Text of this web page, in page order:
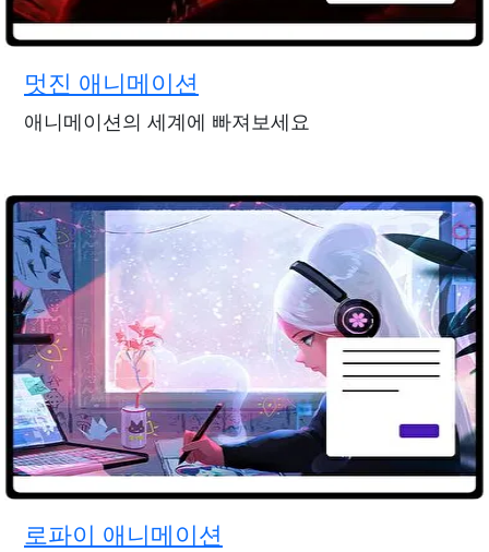
멋진 애니메이션
애니메이션의 세계에 빠져보세요
로파이 애니메이션